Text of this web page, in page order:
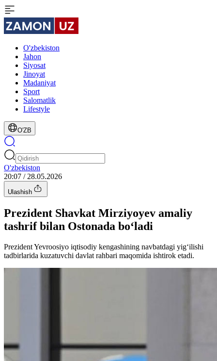
O'zbekiston
Jahon
Siyosat
Jinoyat
Madaniyat
Sport
Salomatlik
Lifestyle
O'ZB
O'zbekiston
20:07 / 28.05.2026
Ulashish
Prezident Shavkat Mirziyoyev amaliy
tashrif bilan Ostonada bo‘ladi
Prezident Yevroosiyo iqtisodiy kengashining navbatdagi yig‘ilishi
tadbirlarida kuzatuvchi davlat rahbari maqomida ishtirok etadi.